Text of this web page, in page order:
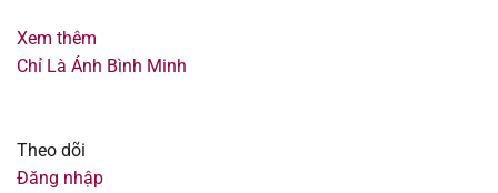
Chapter 36
Chapter 34
Xem thêm
Chỉ Là Ánh Bình Minh
Theo dõi
Đăng nhập